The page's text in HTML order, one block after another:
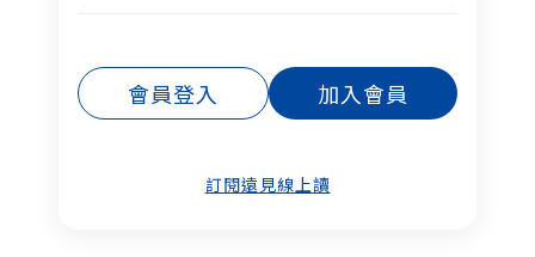
會員登入 加入會員
訂閱遠見線上讀